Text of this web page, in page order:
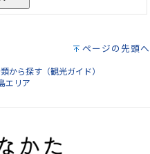
ページの先頭へ
から探す（観光ガイド）
エリア